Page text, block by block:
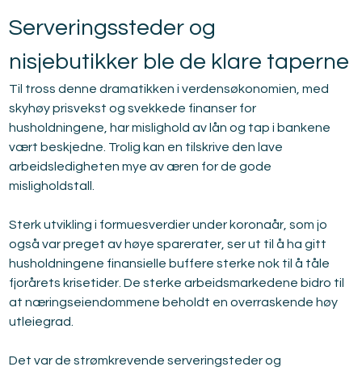
Serveringssteder og
nisjebutikker ble de klare taperne
Til tross denne dramatikken i verdensøkonomien, med
skyhøy prisvekst og svekkede finanser for
husholdningene, har mislighold av lån og tap i bankene
vært beskjedne. Trolig kan en tilskrive den lave
arbeidsledigheten mye av æren for de gode
misligholdstall.
Sterk utvikling i formuesverdier under koronaår, som jo
også var preget av høye sparerater, ser ut til å ha gitt
husholdningene finansielle buffere sterke nok til å tåle
fjorårets krisetider. De sterke arbeidsmarkedene bidro til
at næringseiendommene beholdt en overraskende høy
utleiegrad.
Det var de strømkrevende serveringsteder og